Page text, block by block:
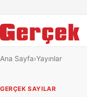
Ana Sayfa Yayınlar
GERÇEK SAYILAR